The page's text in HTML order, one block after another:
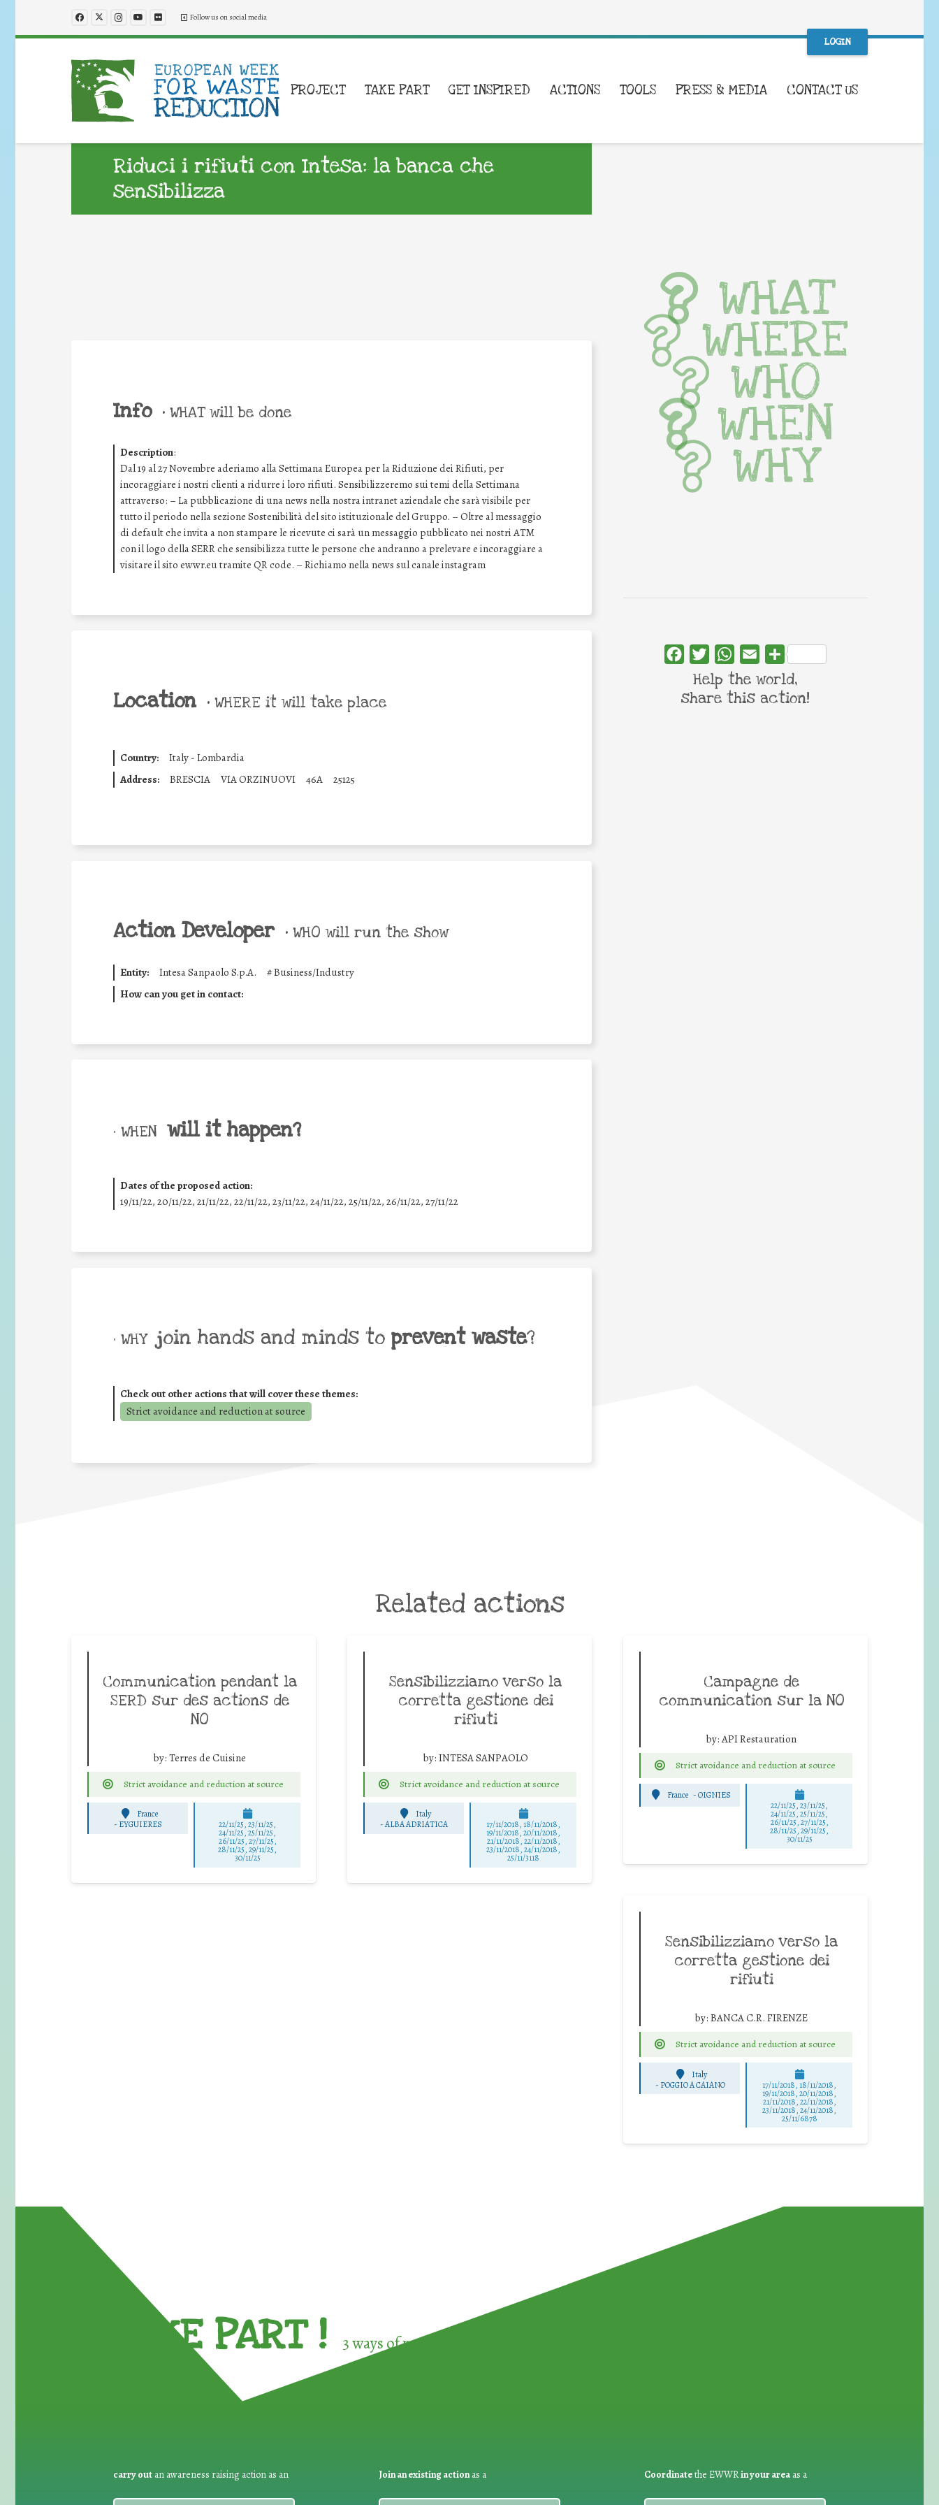
Follow us on social media
LOGIN
PROJECT TAKE PART GET INSPIRED ACTIONS TOOLS PRESS & MEDIA CONTACT US
Riduci i rifiuti con Intesa: la banca che
sensibilizza
Info • WHAT will be done
Description:
Dal 19 al 27 Novembre aderiamo alla Settimana Europea per la Riduzione dei Rifiuti, per
incoraggiare i nostri clienti a ridurre i loro rifiuti. Sensibilizzeremo sui temi della Settimana
attraverso: – La pubblicazione di una news nella nostra intranet aziendale che sarà visibile per
tutto il periodo nella sezione Sostenibilità del sito istituzionale del Gruppo. – Oltre al messaggio
di default che invita a non stampare le ricevute ci sarà un messaggio pubblicato nei nostri ATM
con il logo della SERR che sensibilizza tutte le persone che andranno a prelevare e incoraggiare a
visitare il sito ewwr.eu tramite QR code. – Richiamo nella news sul canale instagram
Location • WHERE it will take place
Country:
Italy - Lombardia
Address:
BRESCIA VIA ORZINUOVI 46A 25125
Action Developer • WHO will run the show
Entity: Intesa Sanpaolo S.p.A. #Business/Industry
How can you get in contact:
• WHEN will it happen?
Dates of the proposed action:
19/11/22, 20/11/22, 21/11/22, 22/11/22, 23/11/22, 24/11/22, 25/11/22, 26/11/22, 27/11/22
• WHY join hands and minds to prevent waste?
Check out other actions that will cover these themes:
Strict avoidance and reduction at source
WHAT
WHERE
WHO
WHEN
WHY
FacebookTwitterWhatsApp
Email Share
Help the world,
share this action!
Related actions
Communication pendant la
SERD sur des actions de
NO
by: Terres de Cuisine
Strict avoidance and reduction at source
France
- EYGUIERES 22/11/25,23/11/25,
24/11/25,25/11/25,
26/11/25,27/11/25,
28/11/25,29/11/25,
30/11/25
Sensibilizziamo verso la
corretta gestione dei
rifiuti
by: INTESA SANPAOLO
Strict avoidance and reduction at source
Italy
-ALBA ADRIATICA 17/11/2018, 18/11/2018,
19/11/2018, 20/11/2018,
21/11/2018, 22/11/2018,
23/11/2018, 24/11/2018,
25/11/3118
Campagne de
communication sur la NO
by:API Restauration
Strict avoidance and reduction at source
France -OIGNIES
22/11/25,23/11/25,
24/11/25,25/11/25,
26/11/25,27/11/25,
28/11/25,29/11/25,
30/11/25
Sensibilizziamo verso la
corretta gestione dei
rifiuti
by: BANCA C.R. FIRENZE
Strict avoidance and reduction at source
Italy
- POGGIO A CAIANO 17/11/2018, 18/11/2018,
19/11/2018, 20/11/2018,
21/11/2018, 22/11/2018,
23/11/2018, 24/11/2018,
25/11/6878
TAKE PART ! 3 ways of participating in the
carry out an awareness raising action as an Join an existing actionas a Coordinatethe EWWRin your areaas a